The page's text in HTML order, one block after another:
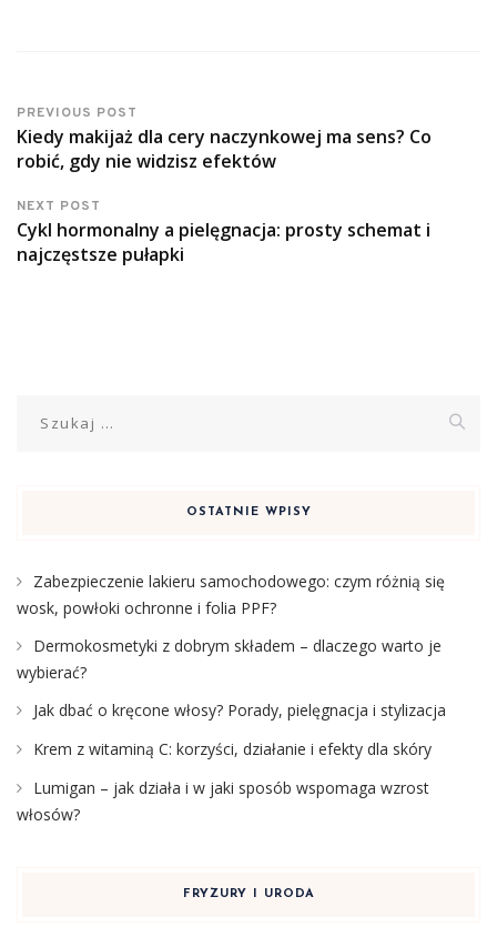
PREVIOUS POST
Kiedy makijaż dla cery naczynkowej ma sens? Co
robić, gdy nie widzisz efektów
NEXT POST
Cykl hormonalny a pielęgnacja: prosty schemat i
najczęstsze pułapki
OSTATNIE WPISY
Zabezpieczenie lakieru samochodowego: czym różnią się
wosk, powłoki ochronne i folia PPF?
Dermokosmetyki z dobrym składem – dlaczego warto je
wybierać?
Jak dbać o kręcone włosy? Porady, pielęgnacja i stylizacja
Krem z witaminą C: korzyści, działanie i efekty dla skóry
Lumigan – jak działa i w jaki sposób wspomaga wzrost
włosów?
FRYZURY I URODA